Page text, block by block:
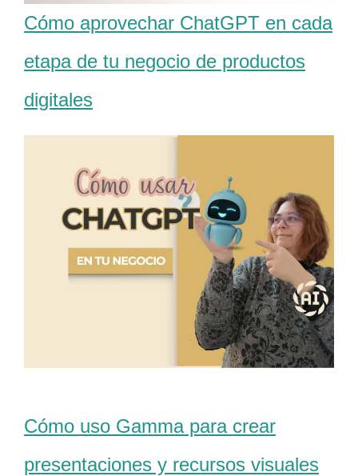
Cómo aprovechar ChatGPT en cada
etapa de tu negocio de productos
digitales
Cómo uso Gamma para crear
presentaciones y recursos visuales